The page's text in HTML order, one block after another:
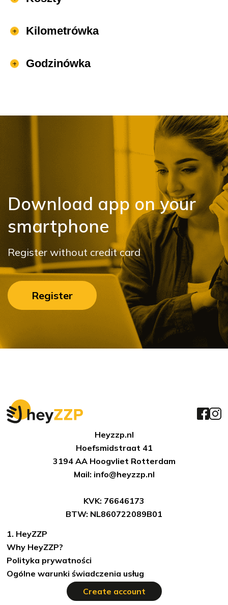
Kilometrówka
Godzinówka
Download app on your
smartphone
Register without credit card
Register
Heyzzp.nl
Hoefsmidstraat 41
3194 AA Hoogvliet Rotterdam
Mail: info@heyzzp.nl
KVK: 76646173
BTW: NL860722089B01
1. HeyZZP
Why HeyZZP?
Polityka prywatności
Ogólne warunki świadczenia usług
Create account